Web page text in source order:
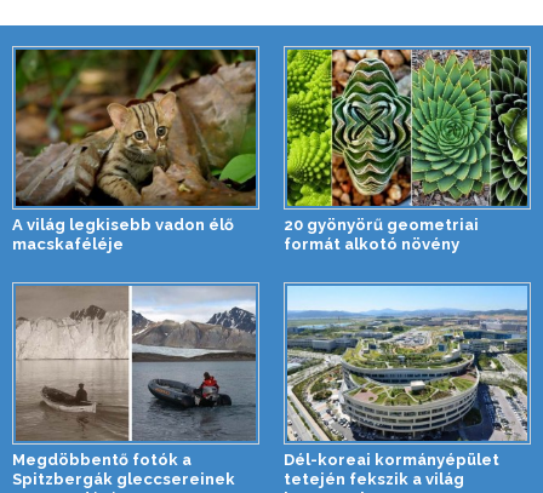
A világ legkisebb vadon élő
macskaféléje
20 gyönyörű geometriai
formát alkotó növény
Megdöbbentő fotók a
Spitzbergák gleccsereinek
Dél-koreai kormányépület
tetején fekszik a világ